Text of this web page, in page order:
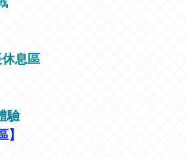
休息區
驗
】